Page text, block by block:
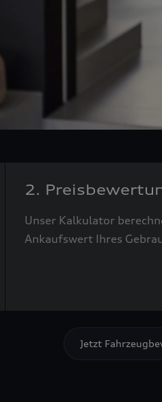
2.
Unser Kalkulator
Ankaufswert Ihres
Jetzt